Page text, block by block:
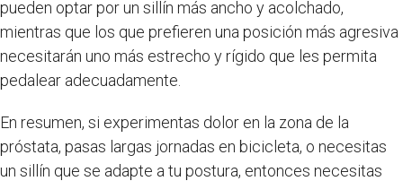
pueden optar por un sillín más ancho y acolchado,
mientras que los que prefieren una posición más agresiva
necesitarán uno más estrecho y rígido que les permita
pedalear adecuadamente.
En resumen, si experimentas dolor en la zona de la
próstata, pasas largas jornadas en bicicleta, o necesitas
un sillín que se adapte a tu postura, entonces necesitas